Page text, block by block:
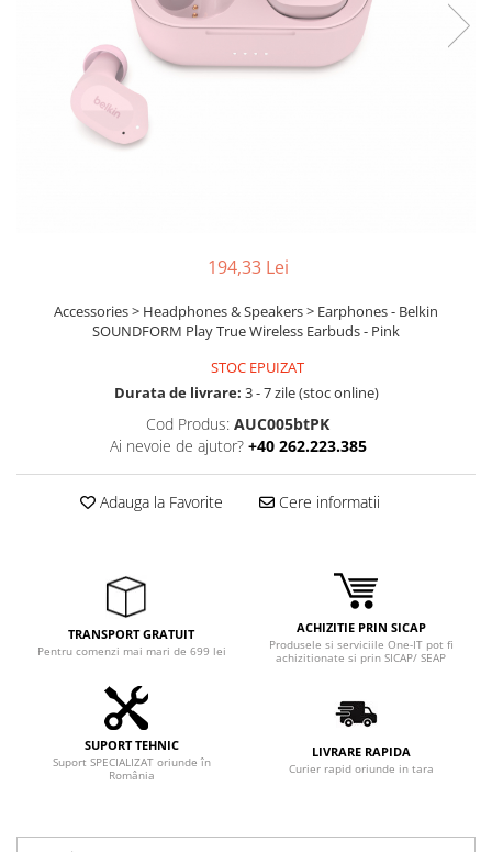
Smartphone IPhone
Mouse Pad
194,33 Lei
Accessories > Headphones & Speakers > Earphones - Belkin
SOUNDFORM Play True Wireless Earbuds - Pink
STOC EPUIZAT
Durata de livrare: 3 - 7 zile (stoc online)
Cod Produs: AUC005btPK
Ai nevoie de ajutor? +40 262.223.385
Adauga la Favorite Cere informatii
TRANSPORT GRATUIT
Pentru comenzi mai mari de 699 lei
ACHIZITIE PRIN SICAP
Produsele si serviciile One-IT pot fi
achizitionate si prin SICAP/ SEAP
SUPORT TEHNIC
Suport SPECIALIZAT oriunde în
România
LIVRARE RAPIDA
Curier rapid oriunde in tara